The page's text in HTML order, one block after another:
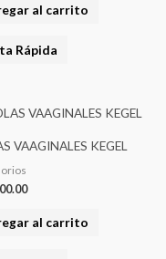
al carrito
Rápida
VAAGINALES KEGEL
al carrito